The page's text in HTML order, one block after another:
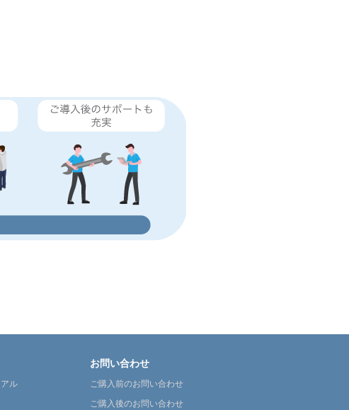
ル
お問い合わせ
ご購入前のお問い合わせ
ご購入後のお問い合わせ